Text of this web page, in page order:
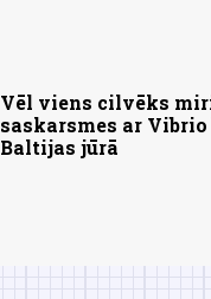
Vēl viens cilvēks
saskarsmes ar
Baltijas jūrā